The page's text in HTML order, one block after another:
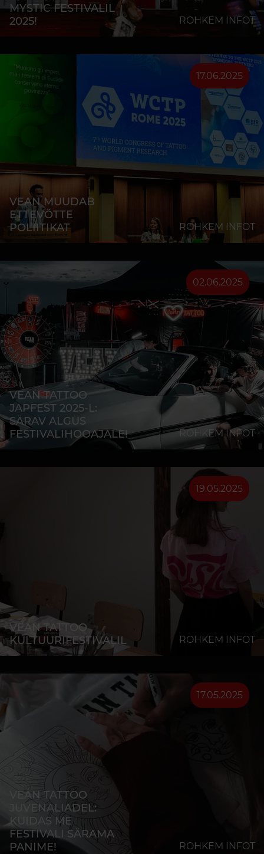
MYSTIC FESTIVALIL
2025!
ROHKEM INFOT
17.06.2025
VEAN MUUDAB
ETTEVÕTTE
POLIITIKAT
ROHKEM INFOT
02.06.2025
VEAN TATTOO
JAPFEST 2025-L:
SÄRAV ALGUS
FESTIVALIHOOAJALE!
ROHKEM INFOT
19.05.2025
VEAN TATTOO
KULTUURIFESTIVALIL
ROHKEM INFOT
17.05.2025
VEAN TATTOO
JUVENALIADEL:
KUIDAS ME
FESTIVALI SÄRAMA
PANIME!
ROHKEM INFOT